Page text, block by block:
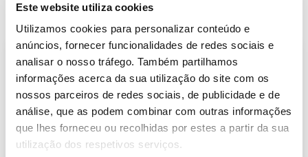
Este website utiliza cookies
Utilizamos cookies para personalizar conteúdo e
anúncios, fornecer funcionalidades de redes sociais e
analisar o nosso tráfego. Também partilhamos
informações acerca da sua utilização do site com os
nossos parceiros de redes sociais, de publicidade e de
análise, que as podem combinar com outras informações
que lhes forneceu ou recolhidas por estes a partir da sua
utilização dos respetivos serviços.
422.26 Kb
Previsão do Consumo de Energia
Elétrica de setembro de 2021
Publicação com periodicidade mensal, com
informação sobre Eletricidade
2021-09-01 Eletricidade